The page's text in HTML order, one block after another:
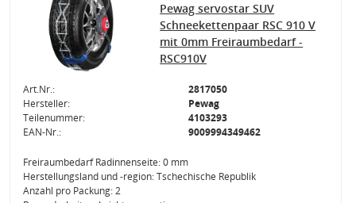
Pewag servostar SUV
Schneekettenpaar RSC 910 V
mit 0mm Freiraumbedarf -
RSC910V
Art.Nr.:
2817050
Hersteller:
Pewag
Teilenummer:
4103293
EAN-Nr.:
9009994349462
Freiraumbedarf Radinnenseite: 0 mm
Herstellungsland und -region: Tschechische Republik
Anzahl pro Packung: 2